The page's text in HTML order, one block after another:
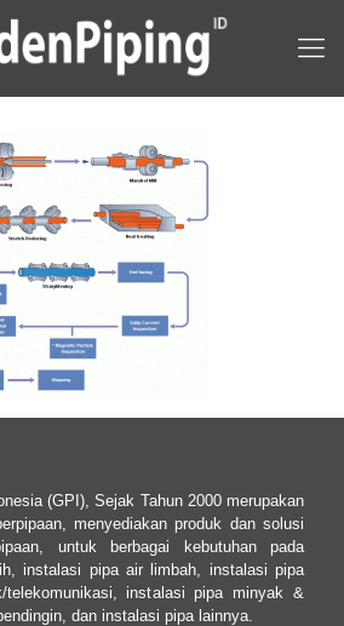
(GPI), Sejak Tahun 2000 merupakan
menyediakan produk dan solusi
untuk berbagai kebutuhan pada
instalasi pipa air limbah, instalasi pipa
telekomunikasi, instalasi pipa minyak &
dan instalasi pipa lainnya.